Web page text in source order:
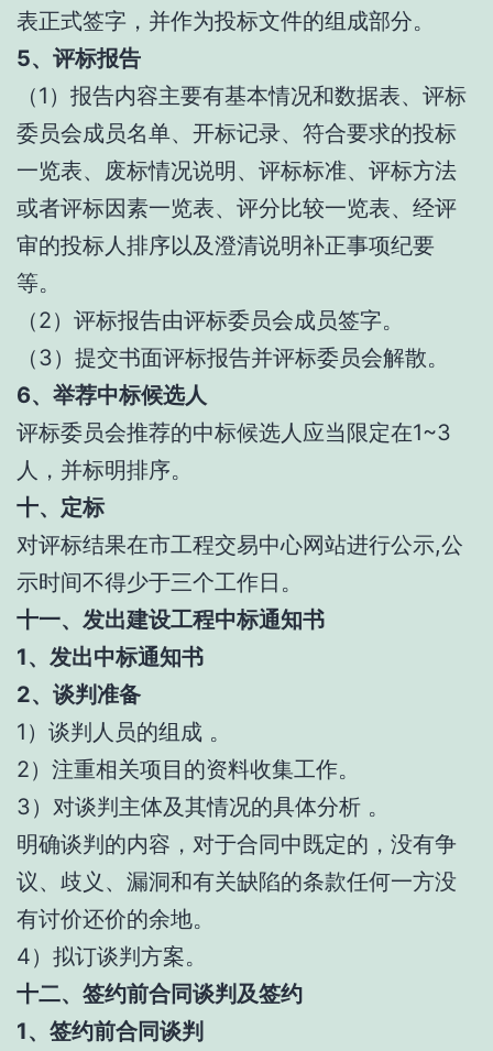
表正式签字，并作为投标文件的组成部分。
5、评标报告
（1）报告内容主要有基本情况和数据表、评标
委员会成员名单、开标记录、符合要求的投标
一览表、废标情况说明、评标标准、评标方法
或者评标因素一览表、评分比较一览表、经评
审的投标人排序以及澄清说明补正事项纪要
等。
（2）评标报告由评标委员会成员签字。
（3）提交书面评标报告并评标委员会解散。
6、举荐中标候选人
评标委员会推荐的中标候选人应当限定在1~3
人，并标明排序。
十、定标
对评标结果在市工程交易中心网站进行公示,公
示时间不得少于三个工作日。
十一、发出建设工程中标通知书
1、发出中标通知书
2、谈判准备
1）谈判人员的组成 。
2）注重相关项目的资料收集工作。
3）对谈判主体及其情况的具体分析 。
明确谈判的内容，对于合同中既定的，没有争
议、歧义、漏洞和有关缺陷的条款任何一方没
有讨价还价的余地。
4）拟订谈判方案。
十二、签约前合同谈判及签约
1、签约前合同谈判